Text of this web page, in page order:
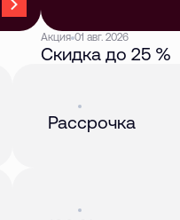
Акция 01 авг. 2026
Скидка до 25 %
Рассрочка